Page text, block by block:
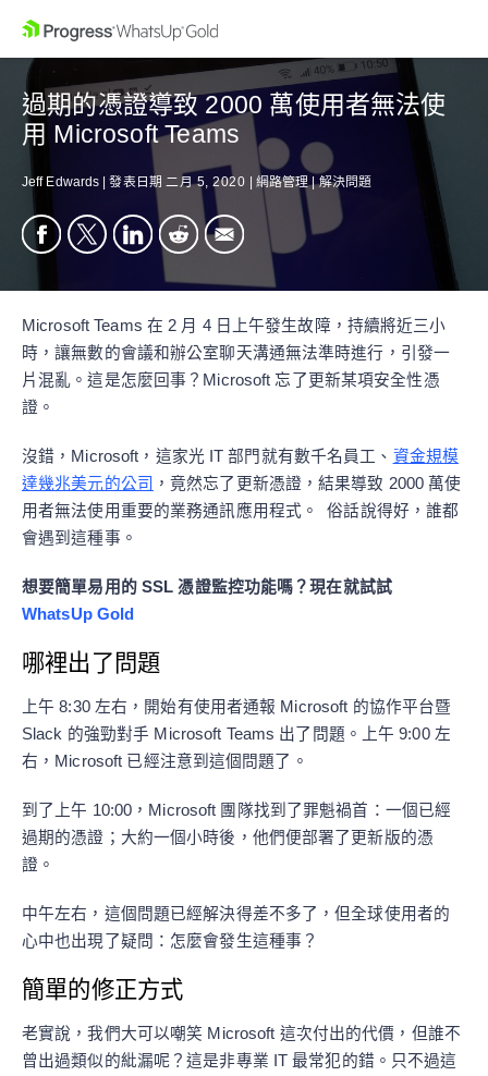
過期的憑證導致 2000 萬使用者無法使
用 Microsoft Teams
Jeff Edwards |發表日期 二月 5, 2020 網路管理 |解決問題
Microsoft Teams 在 2 月 4 日上午發生故障，持續將近三小
時，讓無數的會議和辦公室聊天溝通無法準時進行，引發一
片混亂。這是怎麼回事？Microsoft 忘了更新某項安全性憑
證。
沒錯，Microsoft，這家光 IT 部門就有數千名員工、 資金規模
達幾兆美元的公司
，竟然忘了更新憑證，結果導致 2000 萬使
用者無法使用重要的業務通訊應用程式。 俗話說得好，誰都
會遇到這種事。
想要簡單易用的 SSL 憑證監控功能嗎？現在就試試
WhatsUp Gold
哪裡出了問題
上午 8:30 左右，開始有使用者通報 Microsoft 的協作平台暨
Slack 的強勁對手 Microsoft Teams 出了問題。上午 9:00 左
右，Microsoft 已經注意到這個問題了。
到了上午 10:00，Microsoft 團隊找到了罪魁禍首：一個已經
過期的憑證；大約一個小時後，他們便部署了更新版的憑
證。
中午左右，這個問題已經解決得差不多了，但全球使用者的
心中也出現了疑問：怎麼會發生這種事？
簡單的修正方式
老實說，我們大可以嘲笑 Microsoft 這次付出的代價，但誰不
曾出過類似的紕漏呢？這是非專業 IT 最常犯的錯。只不過這